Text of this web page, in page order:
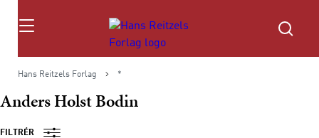
Søg
Hans Reitzels Forlag *
Anders Holst Bodin
FILTRÉR